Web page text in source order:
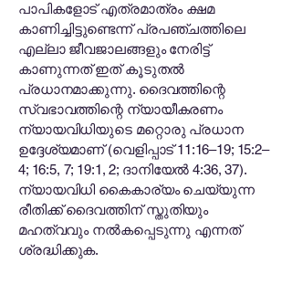
പാപികളോട് എത്രമാത്രം ക്ഷമ
കാണിച്ചിട്ടുണ്ടെന്ന് പ്രപഞ്ചത്തിലെ
എല്ലാ ജീവജാലങ്ങളും നേരിട്ട്
കാണുന്നത് ഇത് കൂടുതൽ
പ്രധാനമാക്കുന്നു. ദൈവത്തിന്റെ
സ്വഭാവത്തിന്റെ ന്യായീകരണം
ന്യായവിധിയുടെ മറ്റൊരു പ്രധാന
ഉദ്ദേശ്യമാണ് (വെളിപ്പാട് 11:16–19; 15:2–
4; 16:5, 7; 19:1, 2; ദാനിയേൽ 4:36, 37).
ന്യായവിധി കൈകാര്യം ചെയ്യുന്ന
രീതിക്ക് ദൈവത്തിന് സ്തുതിയും
മഹത്വവും നൽകപ്പെടുന്നു എന്നത്
ശ്രദ്ധിക്കുക.